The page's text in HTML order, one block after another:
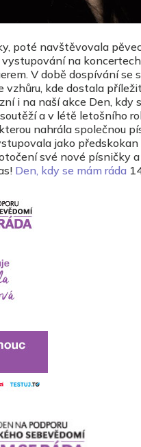
poté navštěvovala
vystupování na
V době dospívání
vzhůru, kde dostala
i na naší akce Den, kdy
a v létě letošního
nahrála společnou
jako
své nové písničky
Den, kdy se mám ráda